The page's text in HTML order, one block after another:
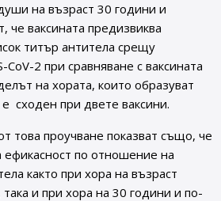
на възраст 30 години и
че ваксината предизвиква
титър антитела срещу
2 при сравняване с ваксината
на хората, които образуват
сходен при двете ваксини.
това проучване показват също, че
ефикасност по отношение на
както при хора на възраст
и при хора на 30 години и по-